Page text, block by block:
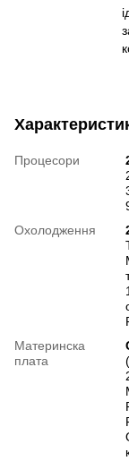
Процесори
Охолодження
Материнска
плата